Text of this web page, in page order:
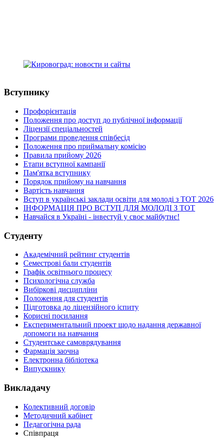
Вступнику
Профорієнтація
Положення про доступ до публічної інформації
Ліцензії спеціальностей
Програми проведення співбесід
Положення про приймальну комісію
Правила прийому 2026
Етапи вступної кампанії
Пам'ятка вступнику
Порядок прийому на навчання
Вартість навчання
Вступ в українські заклади освіти для молоді з ТОТ 2026
ІНФОРМАЦІЯ ПРО ВСТУП ДЛЯ МОЛОДІ З ТОТ
Навчайся в Україні - інвестуй у своє майбутнє!
Студенту
Академічний рейтинг студентів
Семестрові бали студентів
Графік освітнього процесу
Психологічна служба
Вибіркові дисципліни
Положення для студентів
Підготовка до ліцензійного іспиту
Корисні посилання
Експериментальний проект щодо надання державної
допомоги на навчання
Студентське самоврядування
Фармація заочна
Електронна бібліотека
Випускнику
Викладачу
Колективний договір
Методичний кабінет
Педагогічна рада
Співпраця